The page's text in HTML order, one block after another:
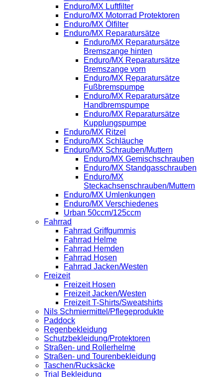
Enduro/MX Luftfilter
Enduro/MX Motorrad Protektoren
Enduro/MX Ölfilter
Enduro/MX Reparatursätze
Enduro/MX Reparatursätze
Bremszange hinten
Enduro/MX Reparatursätze
Bremszange vorn
Enduro/MX Reparatursätze
Fußbremspumpe
Enduro/MX Reparatursätze
Handbremspumpe
Enduro/MX Reparatursätze
Kupplungspumpe
Enduro/MX Ritzel
Enduro/MX Schläuche
Enduro/MX Schrauben/Muttern
Enduro/MX Gemischschrauben
Enduro/MX Standgasschrauben
Enduro/MX
Steckachsenschrauben/Muttern
Enduro/MX Umlenkungen
Enduro/MX Verschiedenes
Urban 50ccm/125ccm
Fahrrad
Fahrrad Griffgummis
Fahrrad Helme
Fahrrad Hemden
Fahrrad Hosen
Fahrrad Jacken/Westen
Freizeit
Freizeit Hosen
Freizeit Jacken/Westen
Freizeit T-Shirts/Sweatshirts
Nils Schmiermittel/Pflegeprodukte
Paddock
Regenbekleidung
Schutzbekleidung/Protektoren
Straßen- und Rollerhelme
Straßen- und Tourenbekleidung
Taschen/Rucksäcke
Trial Bekleidung